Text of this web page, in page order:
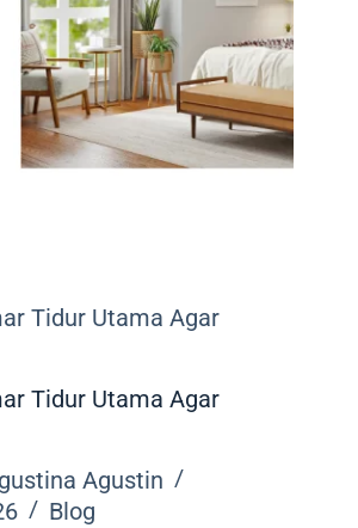
Tidur Utama Agar
Tidur Utama Agar
Agustin
Blog